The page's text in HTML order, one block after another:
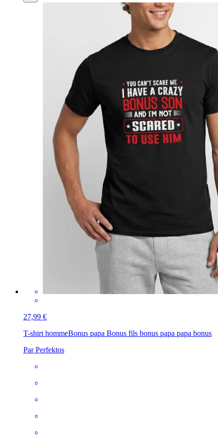
27,99 €
T-shirt hommeBonus papa Bonus fils bonus papa papa bonus
Par Perfektos